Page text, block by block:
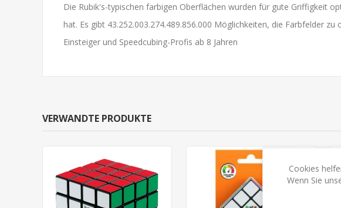
Die Rubik's-typischen farbigen Oberflächen wurden für gute Griffigkeit
hat. Es gibt 43.252.003.274.489.856.000 Möglichkeiten, die Farbfelder
Einsteiger und Speedcubing-Profis ab 8 Jahren
VERWANDTE PRODUKTE
Cookies
Wenn Sie